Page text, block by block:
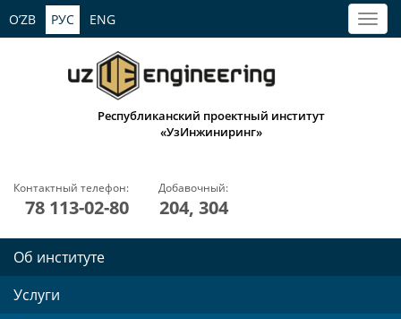
O’ZB РУС ENG
Республиканский проектный институт
«УзИнжиниринг»
Контактный телефон:
78 113-02-80
Добавочный:
204, 304
Об институте
Услуги